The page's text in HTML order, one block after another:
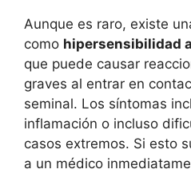
Aunque es raro, existe
como hipersensibilidad
que puede causar
graves al entrar en
seminal. Los síntomas
inflamación o incluso
casos extremos. Si esto
a un médico